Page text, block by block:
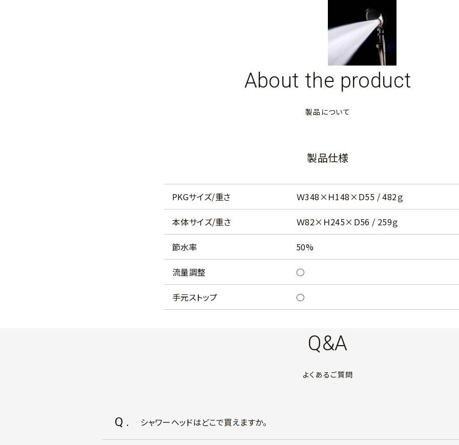
About the product
製品について
製品仕様
PKGサイズ/重さ Ｗ348×Ｈ148×Ｄ55 / 482ｇ
本体サイズ/重さ Ｗ82×Ｈ245×Ｄ56 / 259ｇ
節水率 50%
流量調整 ○
手元ストップ ○
Q&A
よくあるご質問
Q. シャワーヘッドはどこで買えますか。